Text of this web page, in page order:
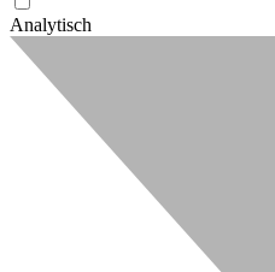
Analytisch